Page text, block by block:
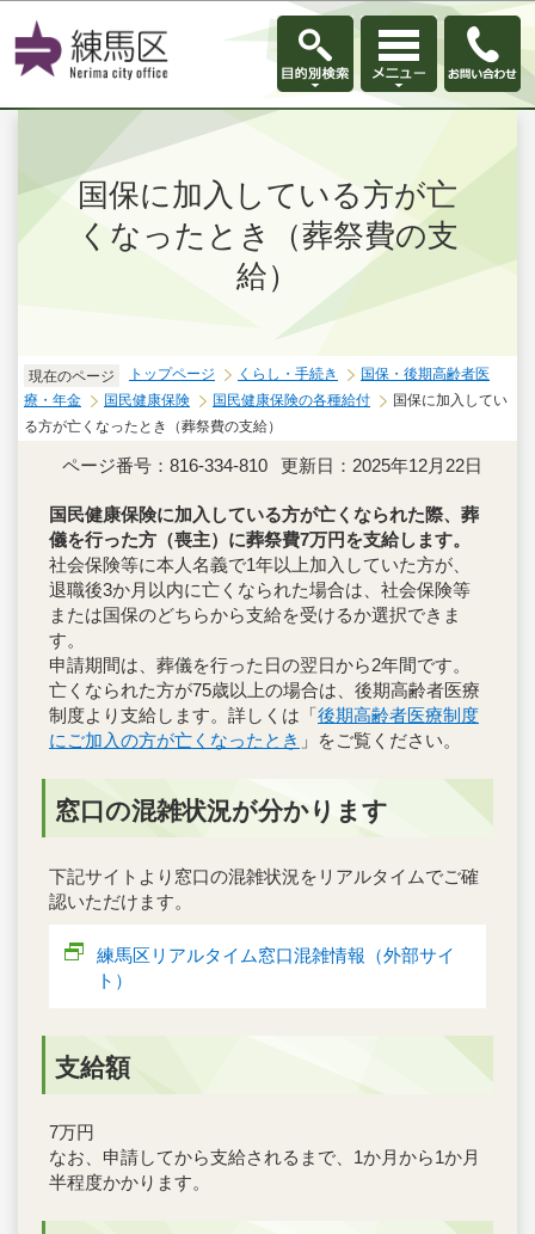
このページの本文へ移動
国保に加入している方が亡
くなったとき（葬祭費の支
給）
現在のページ トップページ くらし・手続き
国保・後期高齢者医
療・年金
国民健康保険 国民健康保険の各種給付
国保に加入してい
る方が亡くなったとき（葬祭費の支給）
ページ番号：816-334-810 更新日：2025年12月22日
国民健康保険に加入している方が亡くなられた際、葬
儀を行った方（喪主）に葬祭費7万円を支給します。
社会保険等に本人名義で1年以上加入していた方が、
退職後3か月以内に亡くなられた場合は、社会保険等
または国保のどちらから支給を受けるか選択できま
す。
申請期間は、葬儀を行った日の翌日から2年間です。
亡くなられた方が75歳以上の場合は、後期高齢者医療
制度より支給します。詳しくは「後期高齢者医療制度
にご加入の方が亡くなったとき 」をご覧ください。
窓口の混雑状況が分かります
下記サイトより窓口の混雑状況をリアルタイムでご確
認いただけます。
練馬区リアルタイム窓口混雑情報（外部サイ
ト）
支給額
7万円
なお、申請してから支給されるまで、1か月から1か月
半程度かかります。